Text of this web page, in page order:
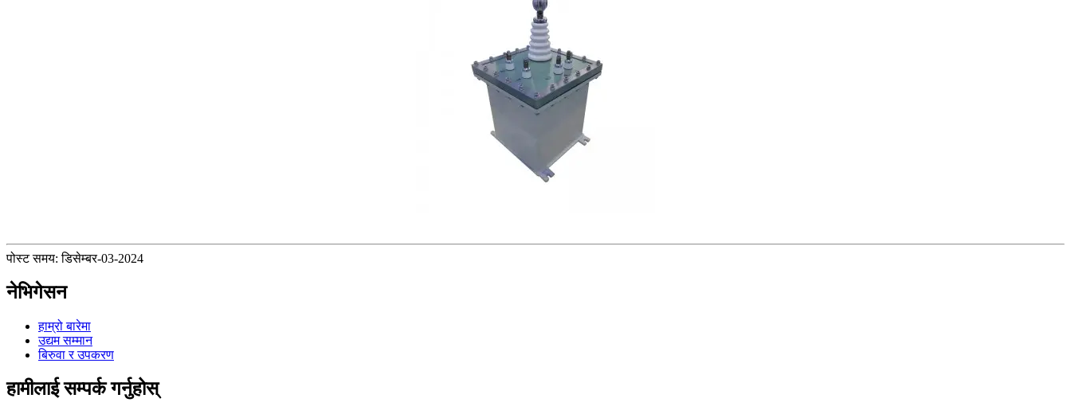
पोस्ट समय: डिसेम्बर-03-2024
नेभिगेसन
हाम्रो बारेमा
उद्यम सम्मान
बिरुवा र उपकरण
हामीलाई सम्पर्क गर्नुहोस्